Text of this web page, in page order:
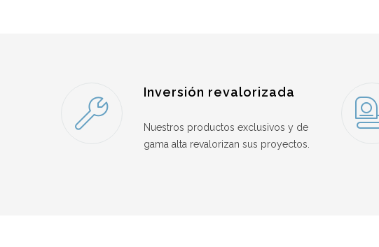
Inversión revalorizada
Nuestros productos exclusivos y de
gama alta revalorizan sus proyectos.